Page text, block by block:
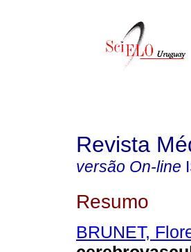
Revista
versão On-line
Resumo
BRUNET,